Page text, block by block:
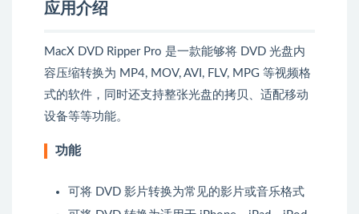
应用介绍
MacX DVD Ripper Pro 是一款能够将 DVD 光盘内
容压缩转换为 MP4, MOV, AVI, FLV, MPG 等视频格
式的软件，同时还支持整张光盘的拷贝、适配移动
设备等等功能。
功能
可将 DVD 影片转换为常见的影片或音乐格式